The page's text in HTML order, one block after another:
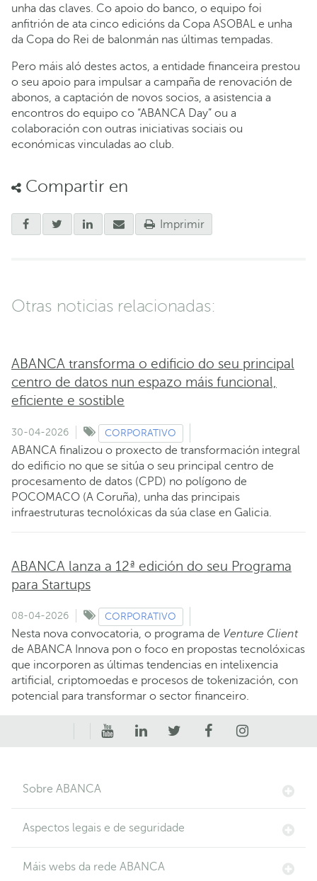
unha das claves. Co apoio do banco, o equipo foi
anfitrión de ata cinco edicións da Copa ASOBAL e unha
da Copa do Rei de balonmán nas últimas tempadas.
Pero máis aló destes actos, a entidade financeira prestou
o seu apoio para impulsar a campaña de renovación de
abonos, a captación de novos socios, a asistencia a
encontros do equipo co “ABANCA Day” ou a
colaboración con outras iniciativas sociais ou
económicas vinculadas ao club.
Compartir en
Imprimir
Otras noticias relacionadas:
ABANCA transforma o edificio do seu principal
centro de datos nun espazo máis funcional,
eficiente e sostible
30-04-2026 CORPORATIVO
ABANCA finalizou o proxecto de transformación integral
do edificio no que se sitúa o seu principal centro de
procesamento de datos (CPD) no polígono de
POCOMACO (A Coruña), unha das principais
infraestruturas tecnolóxicas da súa clase en Galicia.
ABANCA lanza a 12ª edición do seu Programa
para Startups
08-04-2026 CORPORATIVO
Nesta nova convocatoria, o programa de Venture Client
de ABANCA Innova pon o foco en propostas tecnolóxicas
que incorporen as últimas tendencias en intelixencia
artificial, criptomoedas e procesos de tokenización, con
potencial para transformar o sector financeiro.
Sobre ABANCA
Aspectos legais e de seguridade
Máis webs da rede ABANCA